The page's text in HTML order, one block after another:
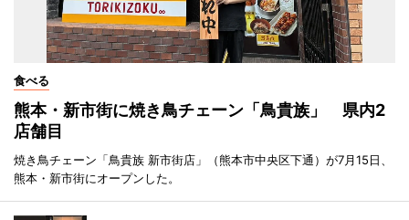
食べる
熊本・新市街に焼き鳥チェーン「鳥貴族」 県内2
店舗目
焼き鳥チェーン「鳥貴族 新市街店」（熊本市中央区下通）が7月15日、
熊本・新市街にオープンした。